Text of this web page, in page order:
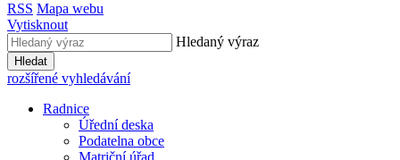
RSS Mapa webu
Vytisknout
Hledaný výraz
Hledat
rozšířené vyhledávání
Radnice
Úřední deska
Podatelna obce
Matriční úřad